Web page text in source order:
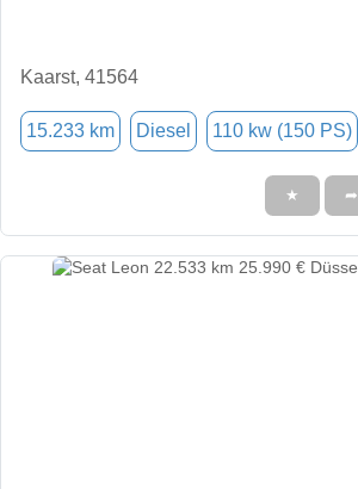
Kaarst, 41564
15.233 km Diesel 110 kw (150 PS)
★ ➦